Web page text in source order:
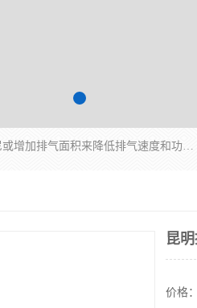
消音器主要用于降低机械设备或枪械等产生的噪声。它通过阻尼或增加排气面积来降低排气速度和功率，从而降低噪声。常见的消音器类型包括阻性消声器、抗性消声器、共振消声器以及阻抗复合式消声器等。这些消音器各有特点，适用于不同频率的噪声消除。
昆
价格：